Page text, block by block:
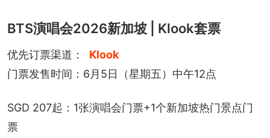
BTS演唱会2026新加坡 | Klook套票
优先订票渠道：
Klook
门票发售时间：6月5日（星期五）中午12点
SGD 207起：1张演唱会门票+1个新加坡热门景点门
票